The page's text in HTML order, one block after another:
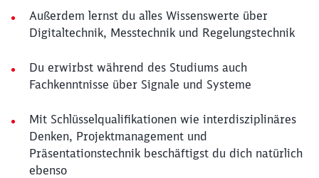
Außerdem lernst du alles Wissenswerte über
Digitaltechnik, Messtechnik und Regelungstechnik
Du erwirbst während des Studiums auch
Fachkenntnisse über Signale und Systeme
Mit Schlüsselqualifikationen wie interdisziplinäres
Denken, Projektmanagement und
Präsentationstechnik beschäftigst du dich natürlich
ebenso